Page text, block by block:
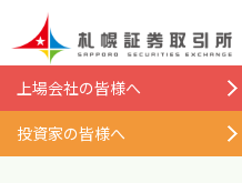
上場会社の皆様へ
投資家の皆様へ